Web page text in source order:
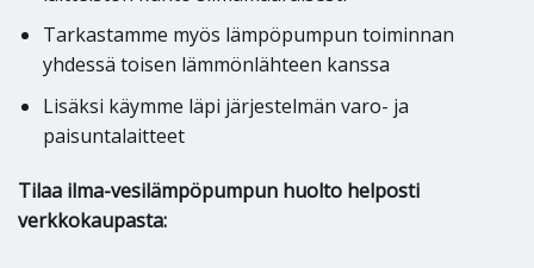
Tarkastamme myös lämpöpumpun toiminnan
yhdessä toisen lämmönlähteen kanssa
Lisäksi käymme läpi järjestelmän varo- ja
paisuntalaitteet
Tilaa ilma-vesilämpöpumpun huolto helposti
verkkokaupasta: